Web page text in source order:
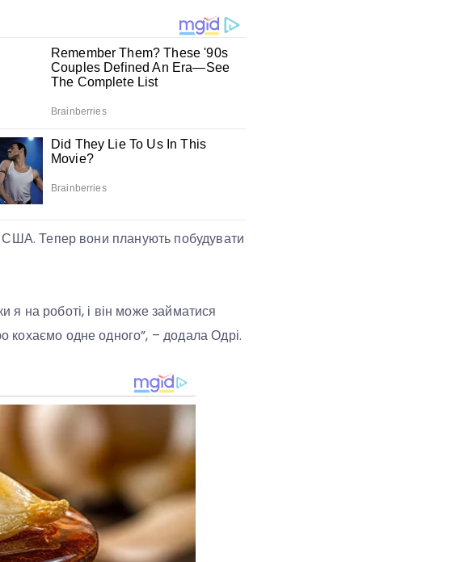
США. Тепер вони планують побудувати
на роботі, і він може займатися
одне одного”, – додала Одрі.